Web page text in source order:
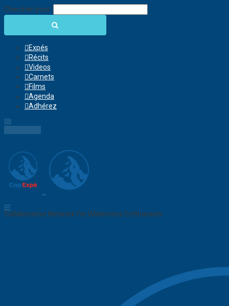
Chercher pour:
Expés
Récits
Videos
Carnets
Films
Agenda
Adhérez
Collaborative Network for Wilderness Enthusiasts